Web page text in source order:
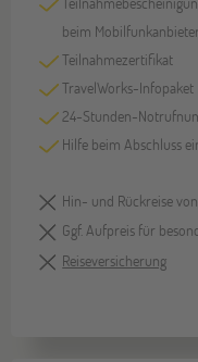
beim
Teilnahmezertifikat
TravelWorks-Infopaket
24-Stunden-
Hilfe beim Abschluss
Hin- und Rückreise
Ggf. Aufpreis für
Reiseversicherung